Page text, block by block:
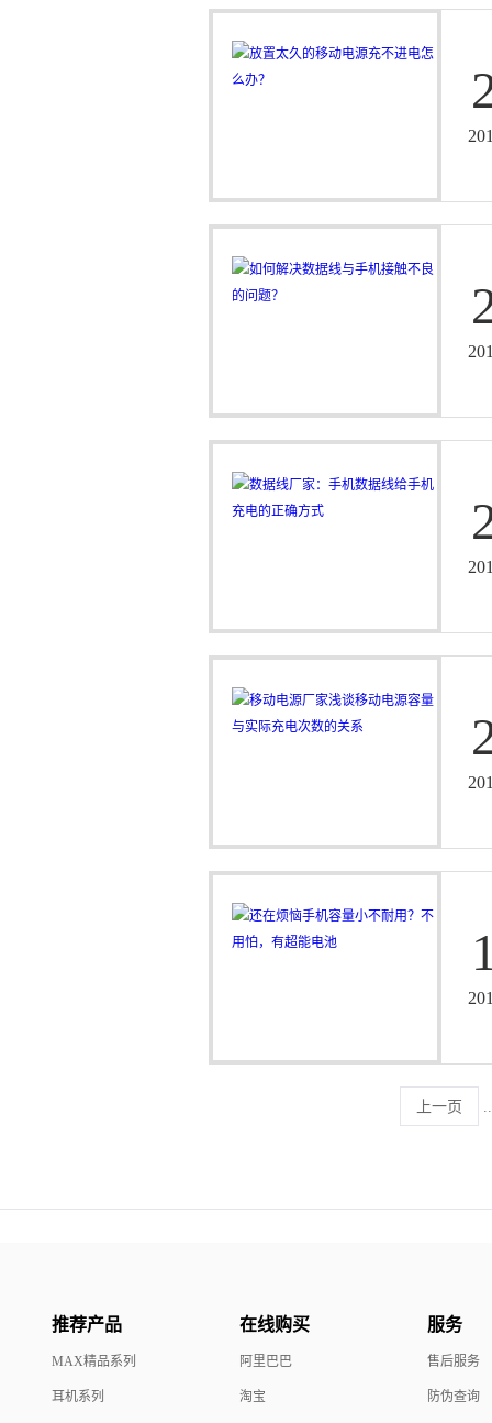
上一页
推荐产品
MAX精品系列
耳机系列
在线购买
阿里巴巴
淘宝
服务
售后服务
防伪查询